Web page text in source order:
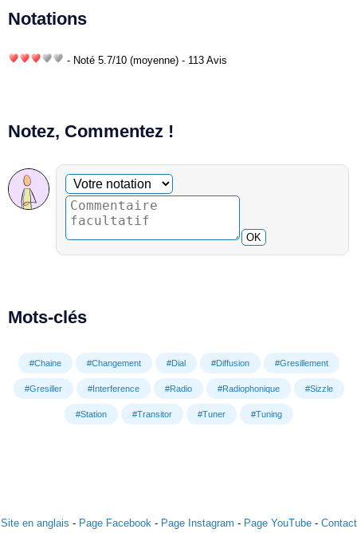
Notations
- Noté 5.7/10 (moyenne) - 113 Avis
Notez, Commentez !
Commentaire facultatif
Votre notation
OK
Mots-clés
#Chaine #Changement #Dial #Diffusion #Gresillement
#Gresiller #Interference #Radio #Radiophonique #Sizzle
#Station #Transitor #Tuner #Tuning
Site en anglais - Page Facebook - Page Instagram - Page YouTube- Contact